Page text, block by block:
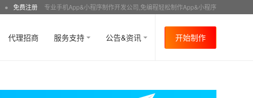
● 免费注册 专业手机App&小程序制作开发公司,免编程轻松制作App&小程序
代理招商 服务支持 公告&资讯 开始制作